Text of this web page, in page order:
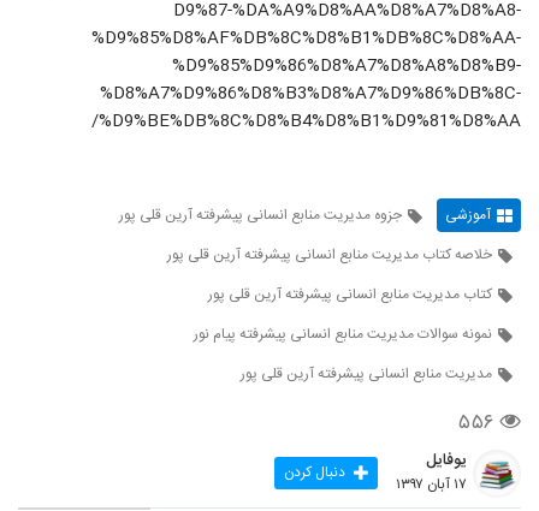
D9%87-%DA%A9%D8%AA%D8%A7%D8%A8-
%D9%85%D8%AF%DB%8C%D8%B1%DB%8C%D8%AA-
%D9%85%D9%86%D8%A7%D8%A8%D8%B9-
%D8%A7%D9%86%D8%B3%D8%A7%D9%86%DB%8C-
%D9%BE%DB%8C%D8%B4%D8%B1%D9%81%D8%AA/
آموزشی
جزوه مدیریت منابع انسانی پیشرفته آرین قلی پور
خلاصه کتاب مدیریت منابع انسانی پیشرفته آرین قلی پور
کتاب مدیریت منابع انسانی پیشرفته آرین قلی پور
نمونه سوالات مدیریت منابع انسانی پیشرفته پیام نور
مدیریت منابع انسانی پیشرفته آرین قلی پور
۵۵۶
یوفایل
۱۷ آبان ۱۳۹۷ دنبال کردن